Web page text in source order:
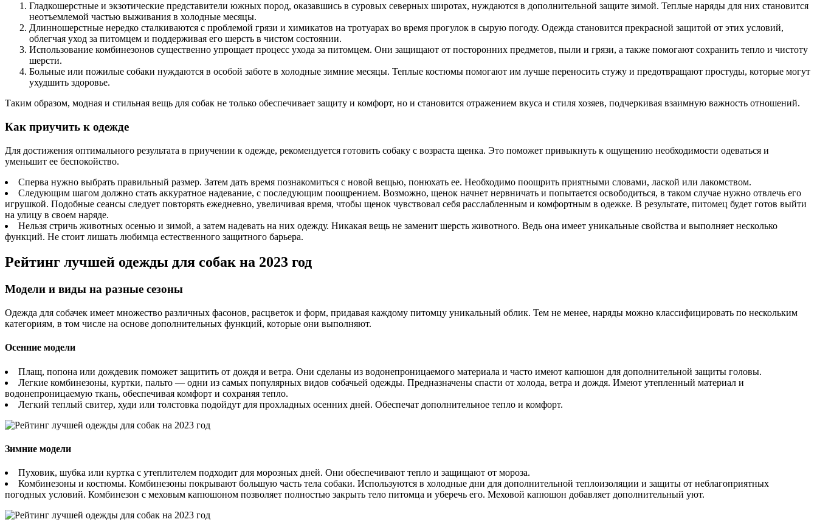
Гладкошерстные и экзотические представители южных пород, оказавшись в суровых северных широтах, нуждаются в дополнительной защите зимой. Теплые наряды для них становится
неотъемлемой частью выживания в холодные месяцы.
Длинношерстные нередко сталкиваются с проблемой грязи и химикатов на тротуарах во время прогулок в сырую погоду. Одежда становится прекрасной защитой от этих условий,
облегчая уход за питомцем и поддерживая его шерсть в чистом состоянии.
Использование комбинезонов существенно упрощает процесс ухода за питомцем. Они защищают от посторонних предметов, пыли и грязи, а также помогают сохранить тепло и чистоту
шерсти.
Больные или пожилые собаки нуждаются в особой заботе в холодные зимние месяцы. Теплые костюмы помогают им лучше переносить стужу и предотвращают простуды, которые могут
ухудшить здоровье.
Таким образом, модная и стильная вещь для собак не только обеспечивает защиту и комфорт, но и становится отражением вкуса и стиля хозяев, подчеркивая взаимную важность отношений.
Как приучить к одежде
Для достижения оптимального результата в приучении к одежде, рекомендуется готовить собаку с возраста щенка. Это поможет привыкнуть к ощущению необходимости одеваться и
уменьшит ее беспокойство.
Сперва нужно выбрать правильный размер. Затем дать время познакомиться с новой вещью, понюхать ее. Необходимо поощрить приятными словами, лаской или лакомством.
Следующим шагом должно стать аккуратное надевание, с последующим поощрением. Возможно, щенок начнет нервничать и попытается освободиться, в таком случае нужно отвлечь его
игрушкой. Подобные сеансы следует повторять ежедневно, увеличивая время, чтобы щенок чувствовал себя расслабленным и комфортным в одежке. В результате, питомец будет готов выйти
на улицу в своем наряде.
Нельзя стричь животных осенью и зимой, а затем надевать на них одежду. Никакая вещь не заменит шерсть животного. Ведь она имеет уникальные свойства и выполняет несколько
функций. Не стоит лишать любимца естественного защитного барьера.
Рейтинг лучшей одежды для собак на 2023 год
Модели и виды на разные сезоны
Одежда для собачек имеет множество различных фасонов, расцветок и форм, придавая каждому питомцу уникальный облик. Тем не менее, наряды можно классифицировать по нескольким
категориям, в том числе на основе дополнительных функций, которые они выполняют.
Осенние модели
Плащ, попона или дождевик поможет защитить от дождя и ветра. Они сделаны из водонепроницаемого материала и часто имеют капюшон для дополнительной защиты головы.
Легкие комбинезоны, куртки, пальто — одни из самых популярных видов собачьей одежды. Предназначены спасти от холода, ветра и дождя. Имеют утепленный материал и
водонепроницаемую ткань, обеспечивая комфорт и сохраняя тепло.
Легкий теплый свитер, худи или толстовка подойдут для прохладных осенних дней. Обеспечат дополнительное тепло и комфорт.
Зимние модели
Пуховик, шубка или куртка с утеплителем подходит для морозных дней. Они обеспечивают тепло и защищают от мороза.
Комбинезоны и костюмы. Комбинезоны покрывают большую часть тела собаки. Используются в холодные дни для дополнительной теплоизоляции и защиты от неблагоприятных
погодных условий. Комбинезон с меховым капюшоном позволяет полностью закрыть тело питомца и уберечь его. Меховой капюшон добавляет дополнительный уют.